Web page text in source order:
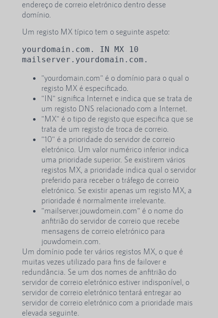
endereço de correio eletrónico dentro desse
domínio.
Um registo MX típico tem o seguinte aspeto:
yourdomain.com. IN MX 10
mailserver.yourdomain.com.
"yourdomain.com" é o domínio para o qual o
registo MX é especificado.
"IN" significa Internet e indica que se trata de
um registo DNS relacionado com a Internet.
"MX" é o tipo de registo que especifica que se
trata de um registo de troca de correio.
"10" é a prioridade do servidor de correio
eletrónico. Um valor numérico inferior indica
uma prioridade superior. Se existirem vários
registos MX, a prioridade indica qual o servidor
preferido para receber o tráfego de correio
eletrónico. Se existir apenas um registo MX, a
prioridade é normalmente irrelevante.
"mailserver.jouwdomein.com" é o nome do
anfitrião do servidor de correio que recebe
mensagens de correio eletrónico para
jouwdomein.com.
Um domínio pode ter vários registos MX, o que é
muitas vezes utilizado para fins de failover e
redundância. Se um dos nomes de anfitrião do
servidor de correio eletrónico estiver indisponível, o
servidor de correio eletrónico tentará entregar ao
servidor de correio eletrónico com a prioridade mais
elevada seguinte.